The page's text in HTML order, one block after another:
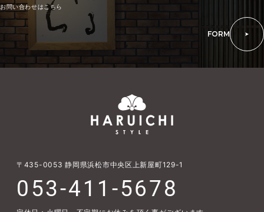
お問い合わせはこちら
FORM
〒435-0053 静岡県浜松市中央区上新屋町129-1
053-411-5678